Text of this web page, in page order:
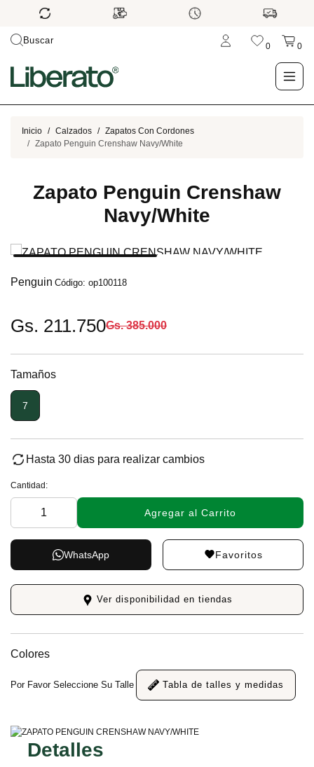
Buscar
0 0
LO NUEVO
BLOG
Inicio Calzados
Zapatos Con Cordones
Zapato Penguin Crenshaw Navy/White
Zapato Penguin Crenshaw
Navy/White
Penguin Código: op100118
Gs. 211.750Gs. 385.000
Tamaños
7
Hasta 30 dias para realizar cambios
Cantidad:
Agregar al Carrito
Favoritos
WhatsApp
Ver disponibilidad en tiendas
Colores
Por Favor Seleccione Su Talle Tabla de talles y medidas
Detalles